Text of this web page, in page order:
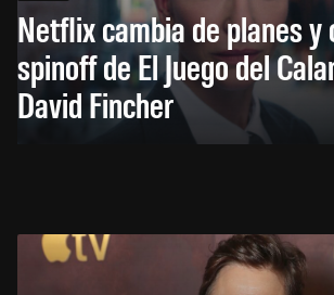
Netflix cambia de planes y
spinoff de El Juego del
David Fincher